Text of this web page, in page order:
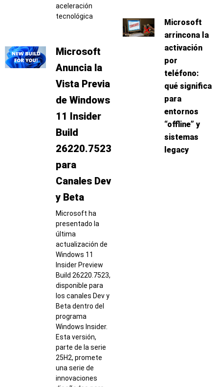
aceleración
tecnológica
Microsoft
Anuncia la
Vista Previa
de Windows
11 Insider
Build
26220.7523
para
Canales Dev
y Beta
Microsoft ha
presentado la
última
actualización de
Windows 11
Insider Preview
Build 26220.7523,
disponible para
los canales Dev y
Beta dentro del
programa
Windows Insider.
Esta versión,
parte de la serie
25H2, promete
una serie de
innovaciones
Microsoft
arrincona la
activación
por
teléfono:
qué significa
para
entornos
“offline” y
sistemas
legacy